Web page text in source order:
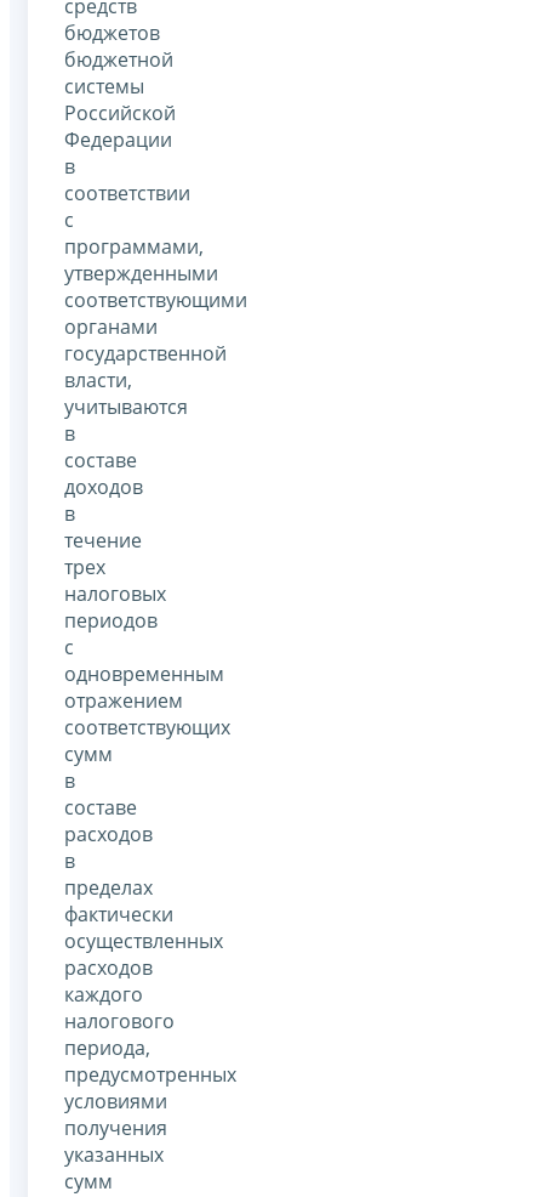
средств
бюджетов
бюджетной
системы
Российской
Федерации
в
соответствии
с
программами,
утвержденными
соответствующими
органами
государственной
власти,
учитываются
в
составе
доходов
в
течение
трех
налоговых
периодов
с
одновременным
отражением
соответствующих
сумм
в
составе
расходов
в
пределах
фактически
осуществленных
расходов
каждого
налогового
периода,
предусмотренных
условиями
получения
указанных
сумм